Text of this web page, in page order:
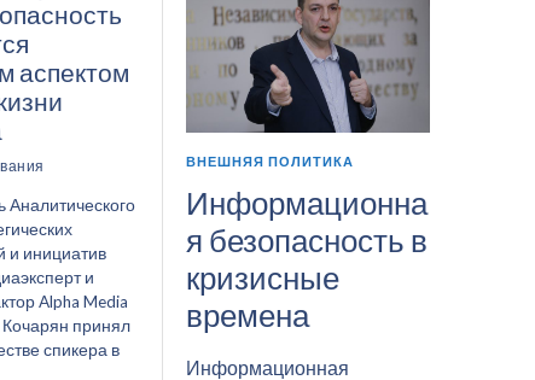
ВНЕШНЯЯ ПОЛИТИКА
Информационна
я безопасность в
кризисные
времена
Информационная
аспектом
Аналитического
и инициатив
и
Alpha Media
Кочарян принял
спикера в